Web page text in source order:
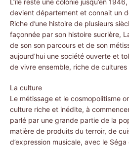
L’île reste une colonie jusqu’en
devient département et connait un
Riche d’une histoire de plusieurs
façonnée par son histoire sucrière,
de son son parcours et de son
aujourd’hui une société ouverte et
de vivre ensemble, riche de
La culture
Le métissage et le cosmopolitisme
culture riche et inédite, à
parlé par une grande partie de la
matière de produits du terroir, de
d’expression musicale, avec le